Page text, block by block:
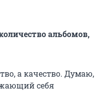
альбомов,
а качество. Думаю,
себя